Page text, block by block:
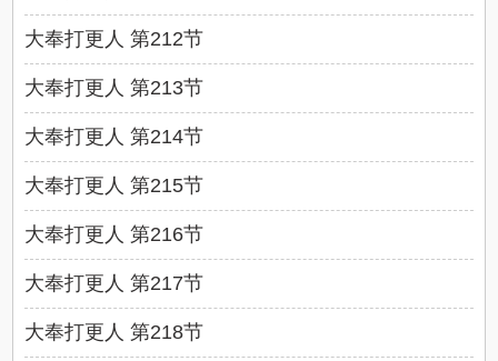
大奉打更人 第212节
大奉打更人 第213节
大奉打更人 第214节
大奉打更人 第215节
大奉打更人 第216节
大奉打更人 第217节
大奉打更人 第218节